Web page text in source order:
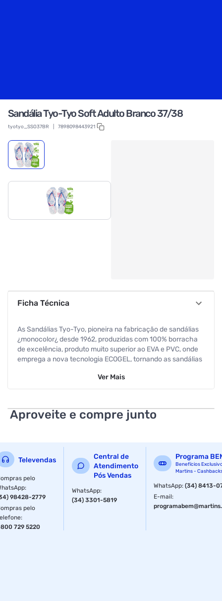
Sandália Tyo-Tyo Soft Adulto Branco 37/38
tyotyo_SSO37BR 7898098443921
Ficha Técnica
As Sandálias Tyo-Tyo, pioneira na fabricação de sandálias
¿monocolor¿ desde 1962, produzidas com 100% borracha
de excelência, produto muito superior ao EVA e PVC, onde
emprega a nova tecnologia ECOGEL, tornando as sandálias
Tamanho 38
Ver Mais
Aproveite e compre junto
Televendas
pelo
:
98428-2779
pelo
:
729 5220
Central de
Atendimento
Pós Vendas
WhatsApp:
(34) 3301-5819
Programa
Benefícios
Martins -
WhatsApp:(34) 8413-
E-mail: